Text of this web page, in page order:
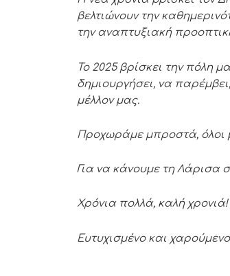
βελτιώνουν την
την αναπτυξιακή
Το 2025 βρίσκει την πόλη
δημιουργήσει, να
μέλλον μας.
Προχωράμε μπροστά, όλοι
Για να κάνουμε τη Λάρισα
Χρόνια πολλά, καλή χρονιά!
Ευτυχισμένο και